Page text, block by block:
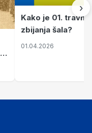
Kako je 01.
zbijanja šala?
01.04.2026
›